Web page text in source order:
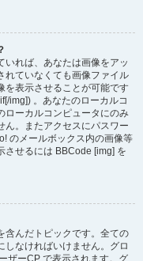
いれば、あなたは画像をアッ
れていなくても画像ファイル
を表示させることが可能です
img]) 。あなたのローカルコ
ローカルコンピュータにのみ
ん。またアクセスにパスワー
のメールボックス内の画像等
させるには BBCode [img] を
含んだトピックです。全ての
しなければいけません。グロ
ザーCP で表示されます。グ